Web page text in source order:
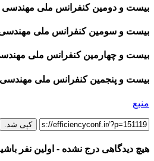
بیست و دومین کنفرانس ملی مهندسی
بیست و سومین کنفرانس ملی مهندسی
بیست و چهارمین کنفرانس ملی
بیست و پنجمین کنفرانس ملی مهندسی
منبع
کپی شد.
هیچ دیدگاهی درج نشده - اولین نفر